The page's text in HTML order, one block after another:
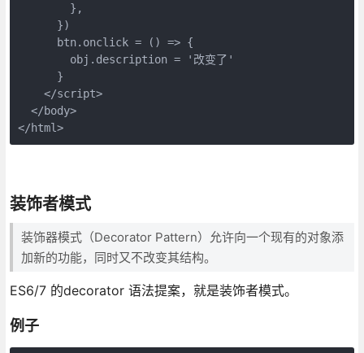
        },
      })
      btn.onclick = () => {
        obj.description = '改变了'
      }
    </script>
  </body>
</html>
装饰者模式
装饰器模式（Decorator Pattern）允许向一个现有的对象添
加新的功能，同时又不改变其结构。
ES6/7 的decorator 语法提案，就是装饰者模式。
例子